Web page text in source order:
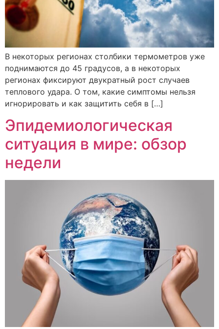
В некоторых регионах столбики термометров уже
поднимаются до 45 градусов, а в некоторых
регионах фиксируют двукратный рост случаев
теплового удара. О том, какие симптомы нельзя
игнорировать и как защитить себя в […]
Эпидемиологическая
ситуация в мире: обзор
недели